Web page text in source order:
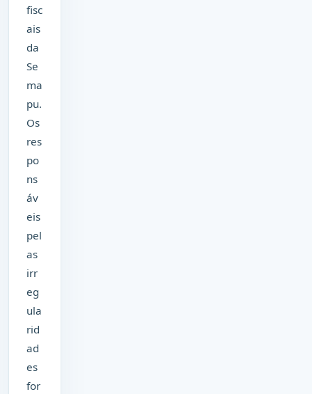
fisc
ais
da
Se
ma
pu.
Os
res
po
ns
áv
eis
pel
as
irr
eg
ula
rid
ad
es
for